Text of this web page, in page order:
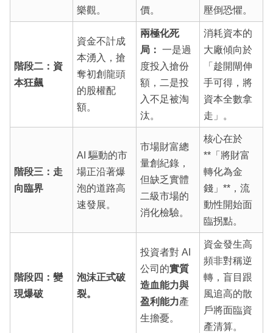
樂觀。
價。
壓倒恐懼。
階段二：資
本狂飆
資金不計成
本湧入，搶
奪初創龍頭
的股權配
額。
兩極化死
局： 一是過
度投入搶份
額，二是投
入不足被淘
汰。
消耗資本的
大廠傾向於
「趁開閘伸
手可得，將
資本全數拿
走」。
階段三：走
向臨界
AI 驅動的市
場正沿著爆
泡的道路高
速發展。
市場財富總
量創紀錄，
但缺乏實體
二級市場的
消化檢驗。
核心在於
**「將財富
轉化為金
錢」**，流
動性開始面
臨拐點。
階段四：變
現爆破
泡沫正式破
裂。
投資者對 AI
公司的實質
造血能力與
盈利能力產
生擔憂。
資金發生高
頻非對稱逆
轉，盲目跟
風追高的散
戶將面臨資
產清算。